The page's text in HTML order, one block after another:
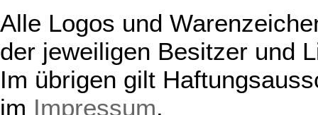
Alle Logos und
der jeweiligen Besitzer und
Im übrigen gilt
im Impressum.